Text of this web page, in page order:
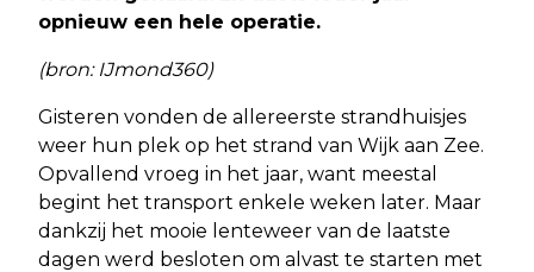
opnieuw een hele operatie.
(bron: IJmond360)
Gisteren vonden de allereerste strandhuisjes
weer hun plek op het strand van Wijk aan Zee.
Opvallend vroeg in het jaar, want meestal
begint het transport enkele weken later. Maar
dankzij het mooie lenteweer van de laatste
dagen werd besloten om alvast te starten met